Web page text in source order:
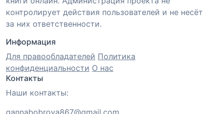
контролирует действия пользователей и не несёт
за них ответственности.
Информация
Для правообладателей Политика
конфиденциальности О нас
Контакты
Наши контакты: